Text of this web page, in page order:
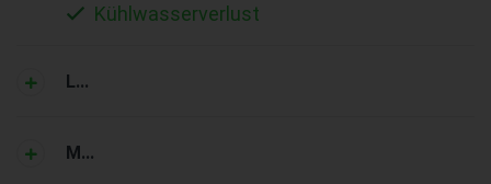
Kühlwasserverlust
L...
M...